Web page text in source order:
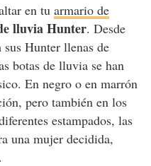
en tu armario de
lluvia Hunter. Desde
Hunter llenas de
botas de lluvia se han
En negro o en marrón
pero también en los
estampados, las
una mujer decidida,